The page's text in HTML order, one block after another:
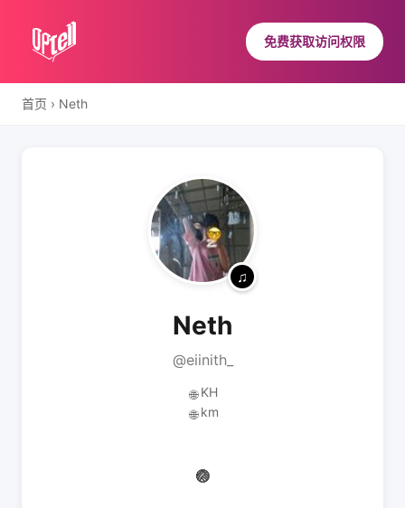
免费获取访问权限
首页 › Neth
Neth
@eiinith_
🌐 KH
🌐 km
🏐